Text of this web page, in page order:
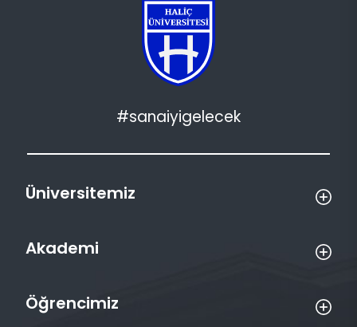
#sanaiyigelecek
Üniversitemiz
Akademi
Öğrencimiz